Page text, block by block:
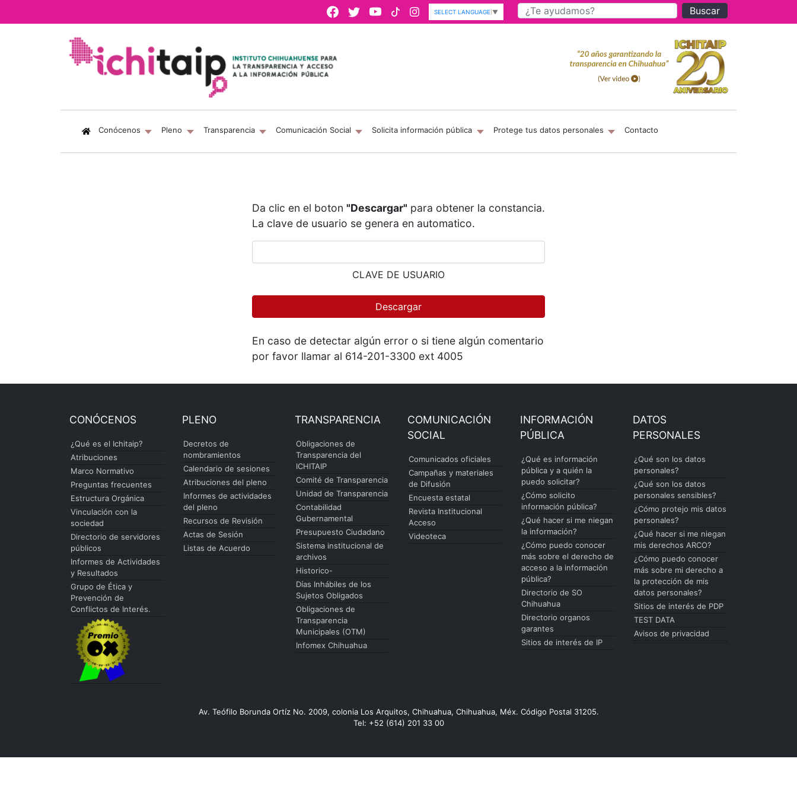
Buscar
SELECT LANGUAGE ▼
Conócenos (current)
Pleno Transparencia Comunicación Social Solicita información pública Protege tus datos personales Contacto
Da clic en el boton "Descargar" para obtener la constancia.
La clave de usuario se genera en automatico.
CLAVE DE USUARIO
Descargar
En caso de detectar algún error o si tiene algún comentario
por favor llamar al 614-201-3300 ext 4005
CONÓCENOS
¿Qué es el Ichitaip?
Atribuciones
Marco Normativo
Preguntas frecuentes
Estructura Orgánica
Vinculación con la
sociedad
Directorio de servidores
públicos
Informes de Actividades
y Resultados
Grupo de Ética y
Prevención de
Conflictos de Interés.
PLENO
Decretos de
nombramientos
Calendario de sesiones
Atribuciones del pleno
Informes de actividades
del pleno
Recursos de Revisión
Actas de Sesión
Listas de Acuerdo
TRANSPARENCIA
Obligaciones de
Transparencia del
ICHITAIP
Comité de Transparencia
Unidad de Transparencia
Contabilidad
Gubernamental
Presupuesto Ciudadano
Sistema institucional de
archivos
Historico-
Días Inhábiles de los
Sujetos Obligados
Obligaciones de
Transparencia
Municipales (OTM)
Infomex Chihuahua
COMUNICACIÓN
SOCIAL
Comunicados oficiales
Campañas y materiales
de Difusión
Encuesta estatal
Revista Institucional
Acceso
Videoteca
INFORMACIÓN
PÚBLICA
¿Qué es información
pública y a quién la
puedo solicitar?
¿Cómo solicito
información pública?
¿Qué hacer si me niegan
la información?
¿Cómo puedo conocer
más sobre el derecho de
acceso a la información
pública?
Directorio de SO
Chihuahua
Directorio organos
garantes
Sitios de interés de IP
DATOS
PERSONALES
¿Qué son los datos
personales?
¿Qué son los datos
personales sensibles?
¿Cómo protejo mis datos
personales?
¿Qué hacer si me niegan
mis derechos ARCO?
¿Cómo puedo conocer
más sobre mi derecho a
la protección de mis
datos personales?
Sitios de interés de PDP
TEST DATA
Avisos de privacidad
Av. Teófilo Borunda Ortíz No. 2009, colonia Los Arquitos, Chihuahua, Chihuahua, Méx. Código Postal 31205.
Tel: +52 (614) 201 33 00